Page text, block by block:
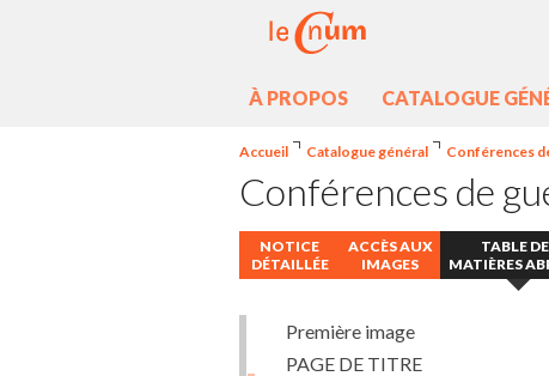
À PROPOS CATALOGUE
Accueil Catalogue général Conférences
Conférences de
NOTICE
DÉTAILLÉE
ACCÈS AUX
IMAGES
TABLE
MATIÈRES
Première image
PAGE DE TITRE